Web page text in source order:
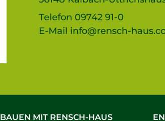
Telefon 09742 91-0
E-Mail info@rensch-
BAUEN MIT RENSCH-HAUS